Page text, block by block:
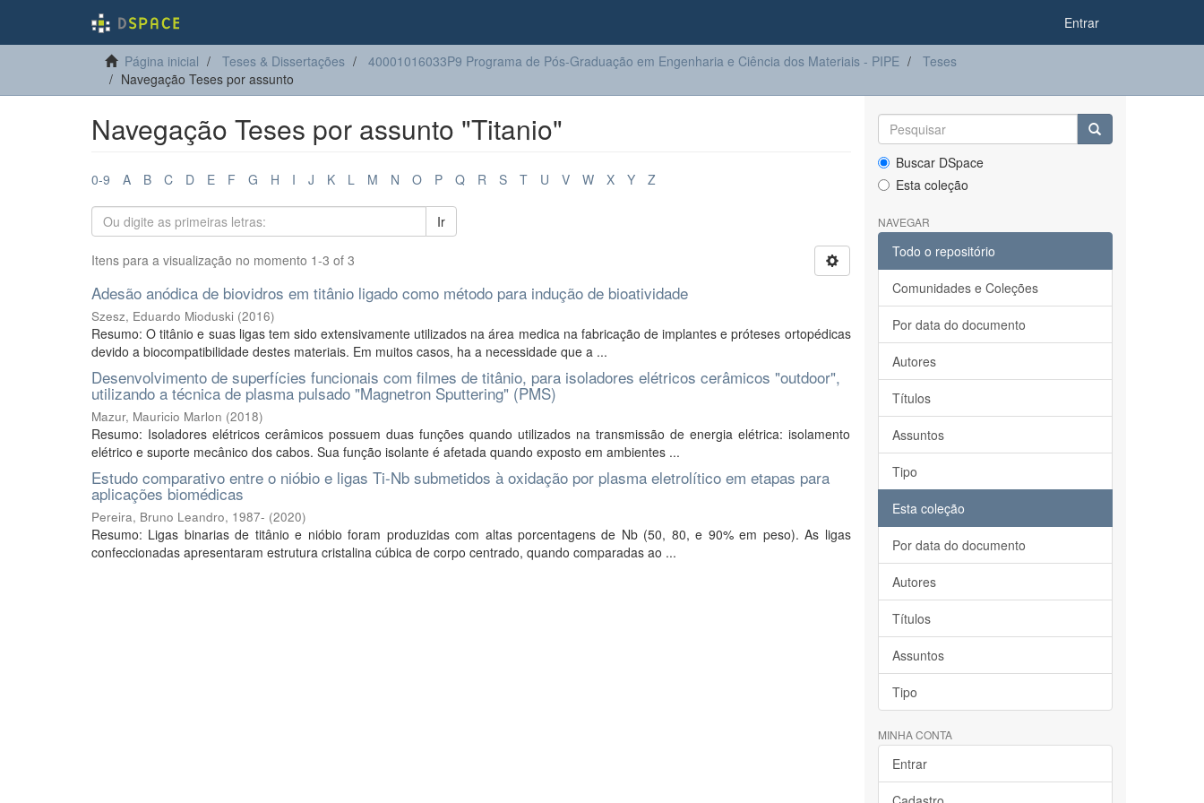
Entrar
Página inicial Teses & Dissertações 40001016033P9 Programa de Pós-Graduação em Engenharia e Ciência dos Materiais - PIPE
Teses
Navegação Teses por assunto
Navegação Teses por assunto "Titanio"
0-9 A B C D E F G H I J K L M N O P Q R S T U V W X Y Z
Ir
Itens para a visualização no momento 1-3 of 3
Adesão anódica de biovidros em titânio ligado como método para indução de bioatividade
Szesz, Eduardo Mioduski (2016)
Resumo: O titânio e suas ligas tem sido extensivamente utilizados na área medica na fabricação de implantes e próteses ortopédicas
devido a biocompatibilidade destes materiais. Em muitos casos, ha a necessidade que a ...
Desenvolvimento de superfícies funcionais com filmes de titânio, para isoladores elétricos cerâmicos "outdoor",
utilizando a técnica de plasma pulsado "Magnetron Sputtering" (PMS)
Mazur, Mauricio Marlon (2018)
Resumo: Isoladores elétricos cerâmicos possuem duas funções quando utilizados na transmissão de energia elétrica: isolamento
elétrico e suporte mecânico dos cabos. Sua função isolante é afetada quando exposto em ambientes ...
Estudo comparativo entre o nióbio e ligas Ti-Nb submetidos à oxidação por plasma eletrolítico em etapas para
aplicações biomédicas
Pereira, Bruno Leandro, 1987- (2020)
Resumo: Ligas binarias de titânio e nióbio foram produzidas com altas porcentagens de Nb (50, 80, e 90% em peso). As ligas
confeccionadas apresentaram estrutura cristalina cúbica de corpo centrado, quando comparadas ao ...
Buscar DSpace
Esta coleção
NAVEGAR
Todo o repositório
Comunidades e Coleções
Por data do documento
Autores
Títulos
Assuntos
Tipo
Esta coleção
Por data do documento
Autores
Títulos
Assuntos
Tipo
MINHA CONTA
Entrar